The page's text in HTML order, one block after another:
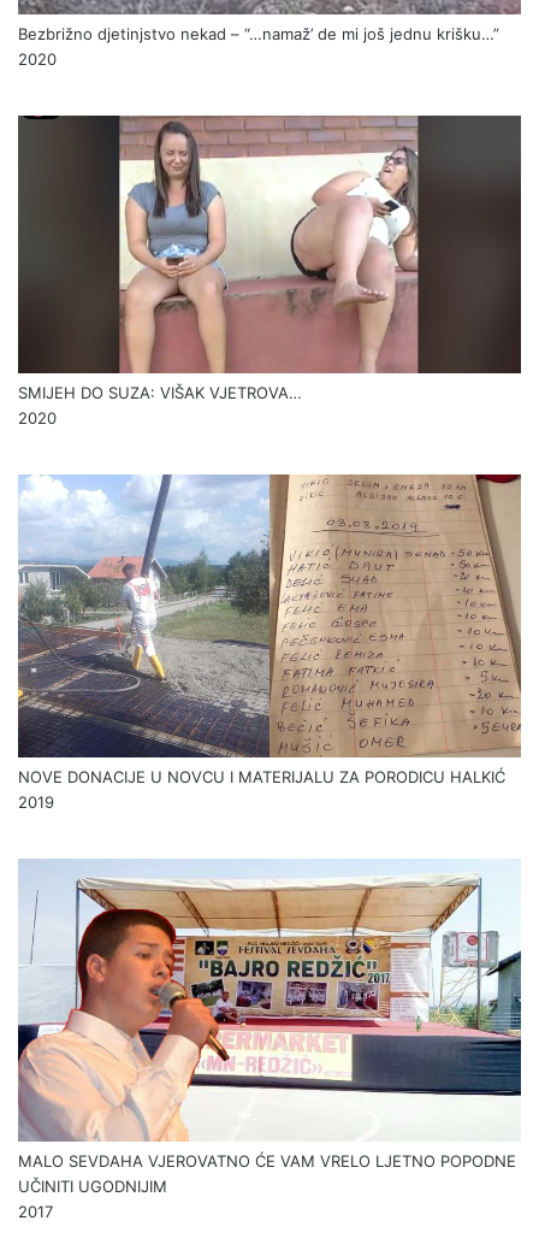
Bezbrižno djetinjstvo nekad – “…namaž’ de mi još jednu krišku…”
2020
SMIJEH DO SUZA: VIŠAK VJETROVA…
2020
NOVE DONACIJE U NOVCU I MATERIJALU ZA PORODICU HALKIĆ
2019
MALO SEVDAHA VJEROVATNO ĆE VAM VRELO LJETNO POPODNE
UČINITI UGODNIJIM
2017